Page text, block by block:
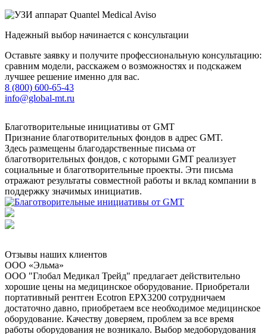
Надежный выбор начинается с консультации
Оставьте заявку и получите профессиональную консультацию:
сравним модели, расскажем о возможностях и подскажем
лучшее решение именно для вас.
8 (800) 600-65-43
info@global-mt.ru
Благотворительные инициативы от GMT
Признание благотворительных фондов в адрес GMT.
Здесь размещены благодарственные письма от
благотворительных фондов, с которыми GMT реализует
социальные и благотворительные проекты. Эти письма
отражают результаты совместной работы и вклад компании в
поддержку значимых инициатив.
Отзывы наших клиентов
ООО «Эльма»
ООО "Глобал Медикал Трейд" предлагает действительно
хорошие цены на медицинское оборудование. Приобретали
портативный рентген Ecotron EPX3200 сотрудничаем
достаточно давно, приобретаем все необходимое медицинское
оборудование. Качеству доверяем, проблем за все время
работы оборудования не возникало. Выбор медоборудования